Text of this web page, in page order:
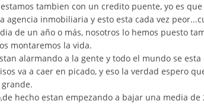
tambien con un credito puente, yo es
agencia inmobiliaria y esto esta cada vez
de un año o más, nosotros lo hemos puesto
montaremos la vida.
alarmando a la gente y todo el mundo se
va a caer en picado, y eso la verdad espero
hecho estan empezando a bajar una media de